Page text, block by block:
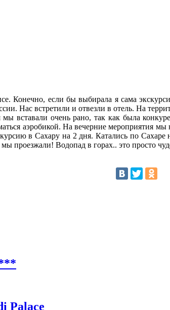
Конечно, если бы выбирала я сама
Нас встретили и отвезли в отель. На
вставали очень рано, так как была
аэробикой. На вечерние мероприятия
в Сахару на 2 дня. Катались по
проезжали! Водопад в горах.. это просто
Palace